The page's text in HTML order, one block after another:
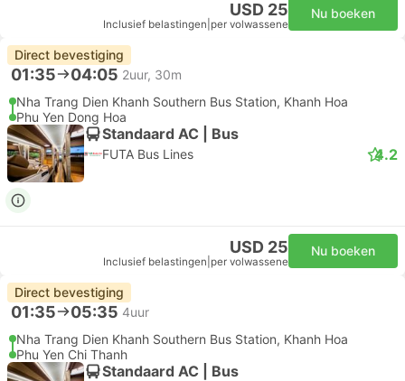
USD 25
Inclusief belastingen per volwassene
Nu boeken
Direct bevestiging
01:35 04:05 2uur, 30m
Nha Trang Dien Khanh Southern Bus Station, Khanh Hoa
Phu Yen Dong Hoa
Standaard AC | Bus
FUTA Bus Lines 4.2
USD 25
Inclusief belastingen per volwassene
Nu boeken
Direct bevestiging
01:35 05:35 4uur
Nha Trang Dien Khanh Southern Bus Station, Khanh Hoa
Phu Yen Chi Thanh
Standaard AC | Bus